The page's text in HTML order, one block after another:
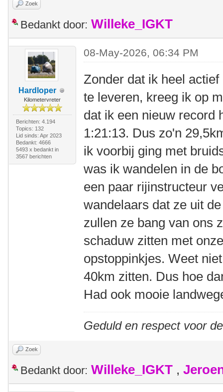
Zoek
Bedankt door: Willeke_IGKT
Hardloper
Kilometervreter
Berichten: 4.194
Topics: 132
Lid sinds: Apr 2023
Bedankt: 4666
5493 x bedankt in
3567 berichten
08-May-2026, 06:34 PM
Zonder dat ik heel
te leveren, kreeg ik op
dat ik een nieuw record
1:21:13. Dus zo'n
ik voorbij ging met
was ik wandelen in de
een paar rijinstructeur
wandelaars dat ze uit
zullen ze bang van ons
schaduw zitten met
opstoppinkjes. Weet
40km zitten. Dus hoe
Had ook mooie
Geduld en respect voor
Zoek
Bedankt door: Willeke_IGKT ,